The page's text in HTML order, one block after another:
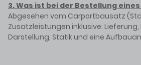
3. Was ist bei der Bestellung
Abgesehen vom Carportbausatz
Zusatzleistungen inklusive:
Darstellung, Statik und eine